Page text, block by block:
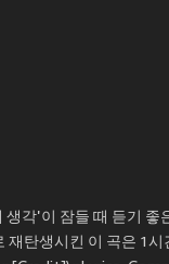
각'이 잠들 때 듣기 좋
탄생시킨 이 곡은 1